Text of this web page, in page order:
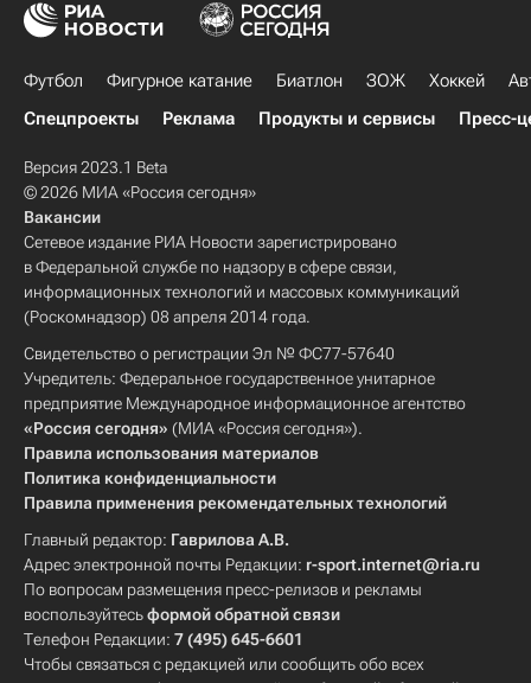
Футбол Фигурное катание Биатлон ЗОЖ Хоккей
Спецпроекты
Реклама Продукты и сервисы Пресс-
Версия 2023.1 Beta
© 2026 МИА «Россия сегодня»
Вакансии
Сетевое издание РИА Новости зарегистрировано
в Федеральной службе по надзору в сфере связи,
информационных технологий и массовых коммуникаций
(Роскомнадзор) 08 апреля 2014 года.
Свидетельство о регистрации Эл № ФС77-57640
Учредитель: Федеральное государственное унитарное
предприятие Международное информационное агентство
«Россия сегодня» (МИА «Россия сегодня»).
Правила использования материалов
Политика конфиденциальности
Правила применения рекомендательных технологий
Главный редактор: Гаврилова А.В.
Адрес электронной почты Редакции: r-sport.internet@ria.ru
По вопросам размещения пресс-релизов и рекламы
воспользуйтесьформой обратной связи
Телефон Редакции: 7 (495) 645-6601
Чтобы связаться с редакцией или сообщить обо всех